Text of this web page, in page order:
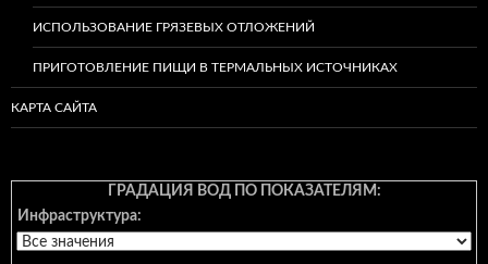
ИСПОЛЬЗОВАНИЕ ГРЯЗЕВЫХ ОТЛОЖЕНИЙ
ПРИГОТОВЛЕНИЕ ПИЩИ В ТЕРМАЛЬНЫХ ИСТОЧНИКАХ
КАРТА САЙТА
ГРАДАЦИЯ ВОД ПО ПОКАЗАТЕЛЯМ:
Инфраструктура: